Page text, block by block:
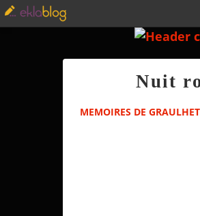
Nuit
MEMOIRES DE GRAULHET